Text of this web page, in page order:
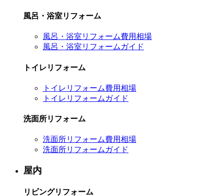
風呂・浴室リフォーム
風呂・浴室リフォーム費用相場
風呂・浴室リフォームガイド
トイレリフォーム
トイレリフォーム費用相場
トイレリフォームガイド
洗面所リフォーム
洗面所リフォーム費用相場
洗面所リフォームガイド
屋内
リビングリフォーム